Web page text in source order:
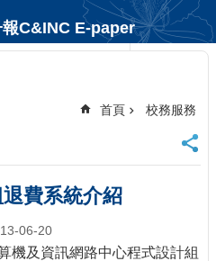
C&INC E-paper
首頁 校務服務
費系統介紹
06-20
機及資訊網路中心程式設計組